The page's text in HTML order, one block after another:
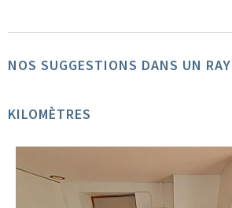
NOS SUGGESTIONS DANS UN
KILOMÈTRES